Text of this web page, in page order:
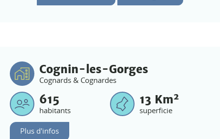
Cognin-les-Gorges
Cognards & Cognardes
615
habitants
13 Km2
superficie
Plus d'infos